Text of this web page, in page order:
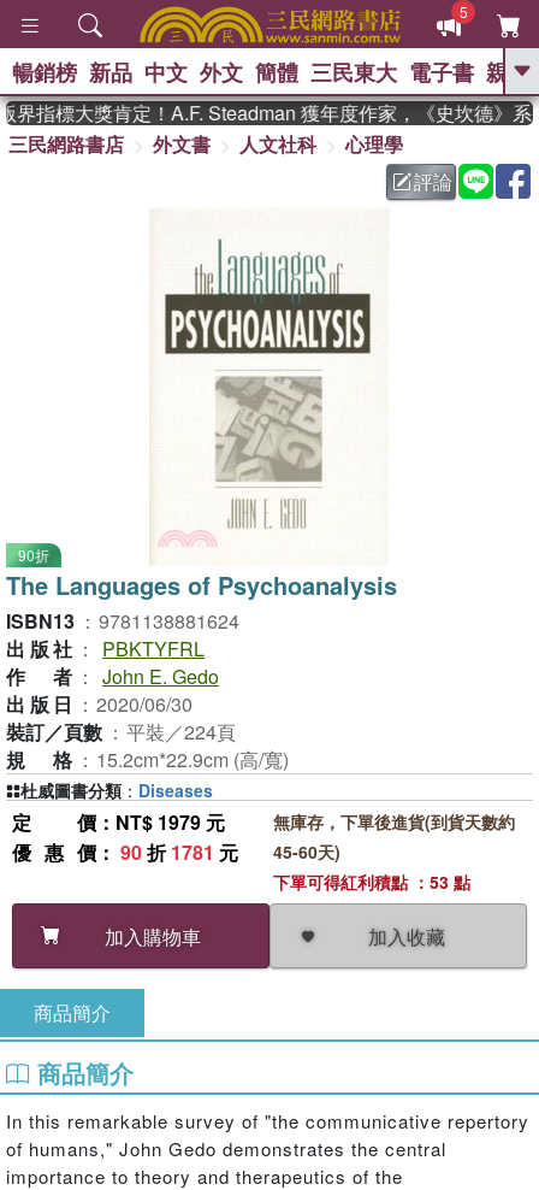
5
GO
熱搜： 東野圭吾 、 高希均教授回憶錄
父親節 、 花開錦
方念華 、 台灣的
偉大的迷走神經
群喵 、 臺灣漫遊錄
暢銷榜 新品 中文 外文 簡體 三民東大 電子書 親子
指標大獎肯定！A.F. Steadman 獲年度作家，《史坎德》系
三民網路書店
外文書 人文社科
心理學
評論
90折
The Languages of Psychoanalysis
ISBN13 ： 9781138881624
出版社 ：
PBKTYFRL
作者 ： John E. Gedo
出版日 ： 2020/06/30
裝訂／頁數 ： 平裝／224頁
規格 ： 15.2cm*22.9cm (高/寬)
定價 ：NT$ 1979 元
優惠價 ： 90折1781 元
加入購物車 加入收藏
無庫存，下單後進貨(到貨天數約
45-60天)
下單可得紅利積點 ：53 點
杜威圖書分類 ： Diseases
商品簡介
商品簡介
In this remarkable survey of "the communicative repertory
of humans," John Gedo demonstrates the central
importance to theory and therapeutics of the